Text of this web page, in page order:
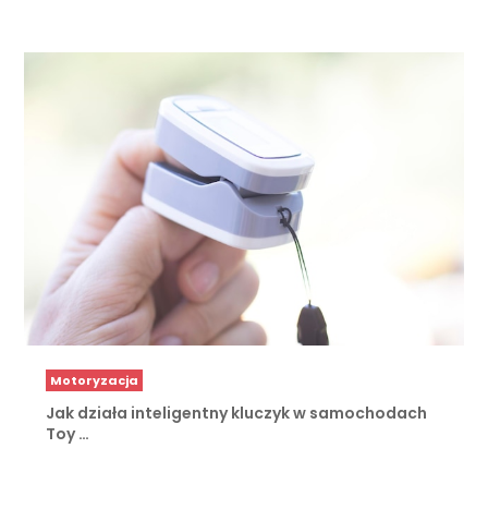
Motoryzacja
Jak działa inteligentny kluczyk w samochodach
Toy …